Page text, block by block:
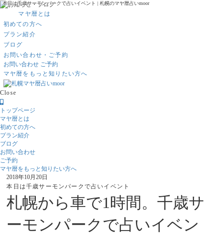
本日は千歳サーモンパークで占いイベント | 札幌のマヤ暦占いmoor
マヤ暦とは
初めての方へ
プラン紹介
ブログ
お問い合わせ・ご予約
お問い合わせ ご予約
マヤ暦をもっと知りたい方へ
Close
トップページ
マヤ暦とは
初めての方へ
プラン紹介
ブログ
お問い合わせ
ご予約
マヤ暦をもっと知りたい方へ
2018年10月20日
本日は千歳サーモンパークで占いイベント
札幌から車で1時間。千歳サ
ーモンパークで占いイベン